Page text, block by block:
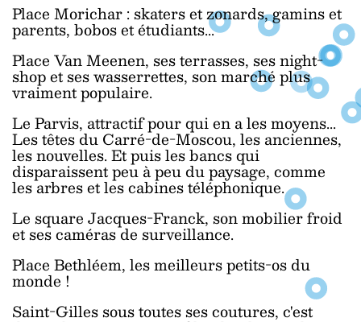
Place Morichar : skaters et zonards, gamins et
parents, bobos et étudiants...
Place Van Meenen, ses terrasses, ses night-
shop et ses wasserrettes, son marché plus
vraiment populaire.
Le Parvis, attractif pour qui en a les moyens...
Les têtes du Carré-de-Moscou, les anciennes,
les nouvelles. Et puis les bancs qui
disparaissent peu à peu du paysage, comme
les arbres et les cabines téléphonique.
Le square Jacques-Franck, son mobilier froid
et ses caméras de surveillance.
Place Bethléem, les meilleurs petits-os du
monde !
Saint-Gilles sous toutes ses coutures, c'est